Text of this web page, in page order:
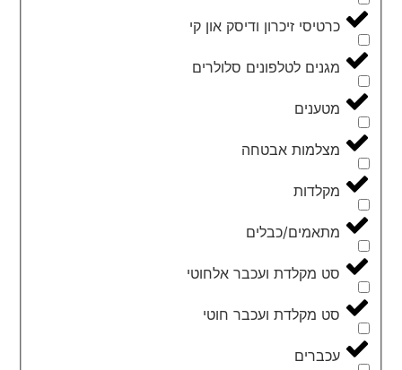
כרטיסי זיכרון ודיסק און קי
מגנים לטלפונים סלולרים
מטענים
מצלמות אבטחה
מקלדות
מתאמים/כבלים
סט מקלדת ועכבר אלחוטי
סט מקלדת ועכבר חוטי
עכברים